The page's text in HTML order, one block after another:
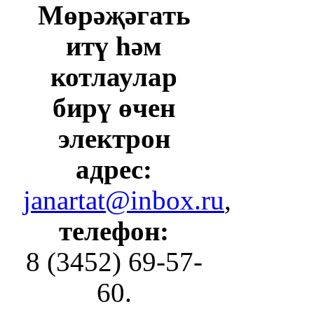
Мөрәҗәгать
итү һәм
котлаулар
бирү өчен
электрон
адрес:
janartat@inbox.ru,
телефон:
8 (3452) 69-57-
60.